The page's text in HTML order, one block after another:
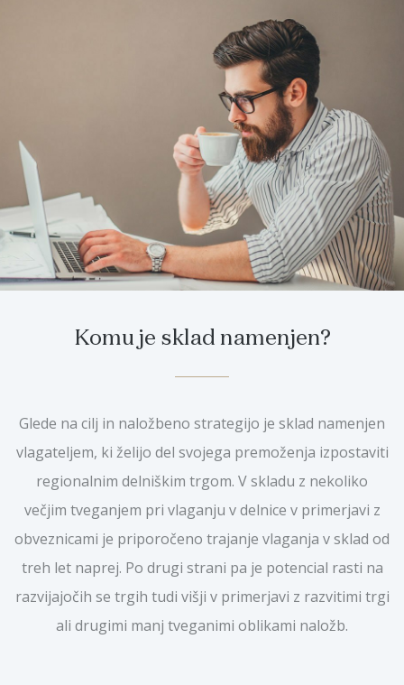
Komu je sklad namenjen?
Glede na cilj in naložbeno strategijo je sklad namenjen
vlagateljem, ki želijo del svojega premoženja izpostaviti
regionalnim delniškim trgom. V skladu z nekoliko
večjim tveganjem pri vlaganju v delnice v primerjavi z
obveznicami je priporočeno trajanje vlaganja v sklad od
treh let naprej. Po drugi strani pa je potencial rasti na
razvijajočih se trgih tudi višji v primerjavi z razvitimi trgi
ali drugimi manj tveganimi oblikami naložb.